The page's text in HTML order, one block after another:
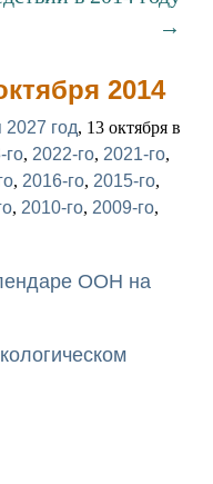
→
2014
2027 год, 13 октября в
го, 2022-го, 2021-го,
, 2016-го, 2015-го,
, 2010-го, 2009-го,
ООН на